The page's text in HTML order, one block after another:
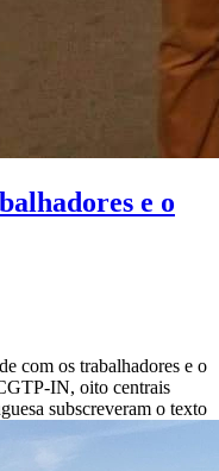
e o
com os trabalhadores e o
IN, oito centrais
subscreveram o texto